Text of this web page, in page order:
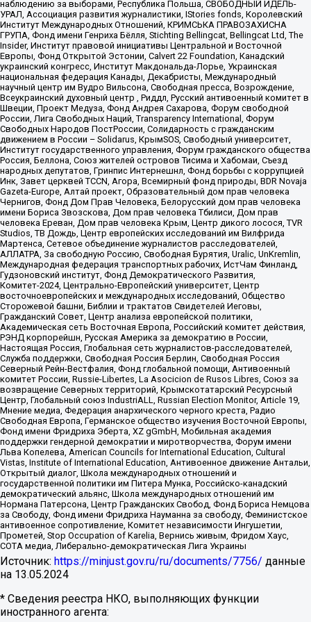
наблюдению за выборами, Республика Польша, СВОБОДНЫЙ ИДЕЛЬ-
УРАЛ, Ассоциация развития журналистики, IStories fonds, Королевский
Институт Международных Отношений, КРИМСЬКА ПРАВОЗАХИСНА
ГРУПА, Фонд имени Генриха Бёлля, Stichting Bellingcat, Bellingcat Ltd, The
Insider, Институт правовой инициативы Центральной и Восточной
Европы, Фонд Открытой Эстонии, Calvert 22 Foundation, Канадский
украинский конгресс, Институт Макдональда-Лорье, Украинская
национальная федерация Канады, Декабристы, Международный
научный центр им Вудро Вильсона, Свободная пресса, Возрождение,
Всеукраинский духовный центр , Риддл, Русский антивоенный комитет в
Швеции, Проект Медуза, Фонд Андрея Сахарова, Форум свободной
России, Лига Свободных Наций, Transparеncy International, Форум
Свободных Народов ПостРоссии, Солидарность с гражданским
движением в России – Solidarus, КрымSOS, Свободный университет,
Институт государственного управления, Форум гражданского общества
Россия, Беллона, Союз жителей островов Тисима и Хабомаи, Съезд
народных депутатов, Гринпис Интернешнл, Фонд борьбы с коррупцией
Инк, Завет церквей TCCN, Агора, Всемирный фонд природы, BDR Novaja
Gazeta-Europe, Алтай проект, Образовательный дом прав человека
Чернигов, Фонд Дом Прав Человека, Белорусский дом прав человека
имени Бориса Звозскова, Дом прав человека Тбилиси, Дом прав
человека Ереван, Дом прав человека Крым, Центр дикого лосося, TVR
Studios, ТВ Дождь, Центр европейских исследований им Вилфрида
Мартенса, Сетевое объединение журналистов расследователей,
АЛЛАТРА, За свободную Россию, Свободная Бурятия, Uralic, UnKremlin,
Международная федерация транспортных рабочих, ИстЧам Финланд,
Гудзоновский институт, Фонд Демократического Развития,
Комитет-2024, Центрально-Европейский университет, Центр
восточноевропейских и международных исследований, Общество
Сторожевой башни, Библии и трактатов Свидетелей Иеговы,
Гражданский Совет, Центр анализа европейской политики,
Академическая сеть Восточная Европа, Российский комитет действия,
РЭНД корпорейшн, Русская Америка за демократию в России,
Настоящая Россия, Глобальная сеть журналистов-расследователей,
Служба поддержки, Свободная Россия Берлин, Свободная Россия
Северный Рейн-Вестфалия, Фонд глобальной помощи, Антивоенный
комитет России, Russie-Libertes, La Asocicion de Rusos Libres, Союз за
возвращение Северных территорий, Крымскотатарский Ресурсный
Центр, Глобальный союз IndustriALL, Russian Election Monitor, Article 19,
Мнение медиа, Федерация анархического черного креста, Радио
Свободная Европа, Германское общество изучения Восточной Европы,
Фонд имени Фридриха Эберта, XZ gGmbH, Мобильная академия
поддержки гендерной демократии и миротворчества, Форум имени
Льва Копелева, American Councils for International Education, Cultural
Vistas, Institute of International Education, Антивоенное движение Антальи,
Открытый диалог, Школа международных отношений и
государственной политики им Питера Мунка, Российско-канадский
демократический альянс, Школа международных отношений им
Нормана Патерсона, Центр Гражданских Свобод, Фонд Бориса Немцова
за Свободу, Фонд имени Фридриха Науманна за свободу, Феминистское
антивоенное сопротивление, Комитет независимости Ингушетии,
Прометей, Stop Occupation of Karelia, Вернись живым, Фридом Хаус,
СОТА медиа, Либерально-демократическая Лига Украины
Источник: https://minjust.gov.ru/ru/documents/7756/ данные
на 13.05.2024
* Сведения реестра НКО, выполняющих функции
иностранного агента: